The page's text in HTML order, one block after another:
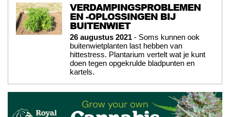
VERDAMPINGSPROBLEMEN
EN -OPLOSSINGEN BIJ
BUITENWIET
26 augustus 2021 - Soms kunnen ook
buitenwietplanten last hebben van
hittestress. Plantarium vertelt wat je kunt
doen tegen opgekrulde bladpunten en
kartels.